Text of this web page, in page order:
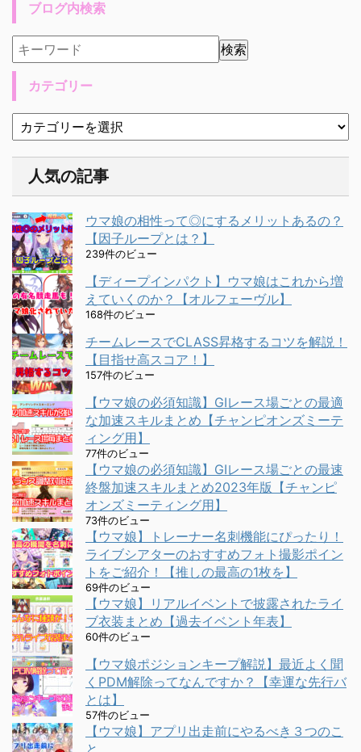
ブログ内検索
カテゴリー
人気の記事
ウマ娘の相性って◎にするメリットあるの？
【因子ループとは？】
239件のビュー
【ディープインパクト】ウマ娘はこれから増
えていくのか？【オルフェーヴル】
168件のビュー
チームレースでCLASS昇格するコツを解説！
【目指せ高スコア！】
157件のビュー
【ウマ娘の必須知識】GⅠレース場ごとの最適
な加速スキルまとめ【チャンピオンズミーテ
ィング用】
77件のビュー
【ウマ娘の必須知識】GⅠレース場ごとの最速
終盤加速スキルまとめ2023年版【チャンピ
オンズミーティング用】
73件のビュー
【ウマ娘】トレーナー名刺機能にぴったり！
ライブシアターのおすすめフォト撮影ポイン
トをご紹介！【推しの最高の1枚を】
69件のビュー
【ウマ娘】リアルイベントで披露されたライ
ブ衣装まとめ【過去イベント年表】
60件のビュー
【ウマ娘ポジションキープ解説】最近よく聞
くPDM解除ってなんですか？【幸運な先行バ
とは】
57件のビュー
【ウマ娘】アプリ出走前にやるべき３つのこ